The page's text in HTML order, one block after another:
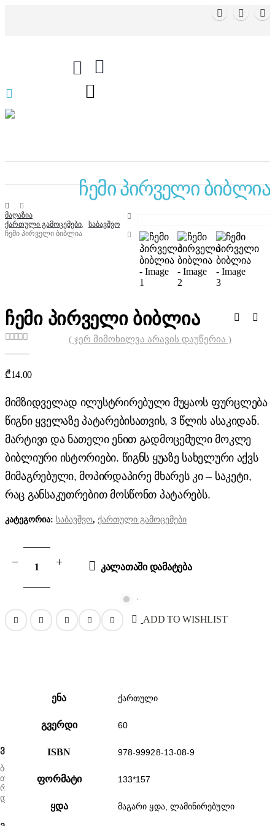
ჩემი პირველი ბიბლია
ᲛᲐᲦᲐᲖᲘᲐ
ᲥᲐᲠᲗᲣᲚᲘ ᲒᲐᲛᲝᲪᲔᲛᲔᲑᲘ,
ᲡᲐᲑᲐᲕᲨᲕᲝ
ᲩᲔᲛᲘ ᲞᲘᲠᲕᲔᲚᲘ ᲑᲘᲑᲚᲘᲐ
ჩემი პირველი ბიბლია
( ჯერ მიმოხილვა არავის დაუწერია )
₾14.00
მიმზიდველად ილუსტრირებული მუყაოს ფურცლება
წიგნი ყველაზე პატარებისათვის, 3 წლის ასაკიდან.
მარტივი და ნათელი ენით გადმოცემული მოკლე
ბიბლიური ისტორიები. წიგნს ყუაზე სახელური აქვს
მიმაგრებული, მოპირდაპირე მხარეს კი – საკეტი,
რაც განსაკუთრებით მოსწონთ პატარებს.
კატეგორია: საბავშვო, ქართული გამოცემები
ᲙᲐᲚᲐᲗᲐᲨᲘ ᲓᲐᲛᲐᲢᲔᲑᲐ
ADD TO WISHLIST
ენა ქართული
გვერდი 60
ISBN 978-99928-13-08-9
ფორმატი 133*157
ყდა მაგარი ყდა, ლამინირებული
ᲕᲘᲜ ᲕᲐᲠᲗ ᲩᲕᲔᲜ
ბიბლიური საზოგადოება მოწოდებულია მოამზადოს და გამოსცეს
თანამედროვე გამოკვლევებზე დაფუძნებული ბიბლიის ტექსტი,
რომელიც მისაღები იქნება ბიბლიის ყველა მკითხველისა და
დაინტერესებული პირისათვის.